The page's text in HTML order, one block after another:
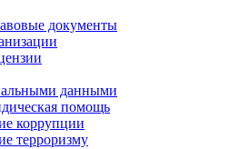
документы
данными
помощь
коррупции
терроризму